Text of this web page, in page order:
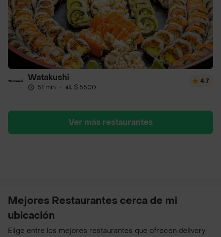
Watakushi
51 min · $ 5500
4.7
Ver más restaurantes
Mejores Restaurantes cerca de mi
ubicación
Elige entre los mejores restaurantes que ofrecen delivery